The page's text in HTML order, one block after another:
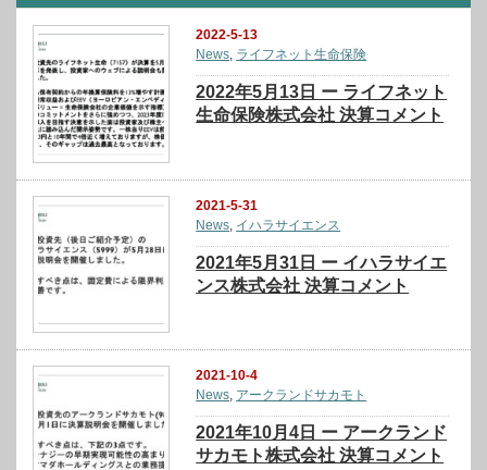
2022-5-13
News, ライフネット生命保険
2022年5月13日 ー ライフネット
生命保険株式会社 決算コメント
2021-5-31
News イハラサイエンス
2021年5月31日 ー イハラサイエ
ンス株式会社 決算コメント
2021-10-4
News, アークランドサカモト
2021年10月4日 ー アークランド
サカモト株式会社 決算コメント